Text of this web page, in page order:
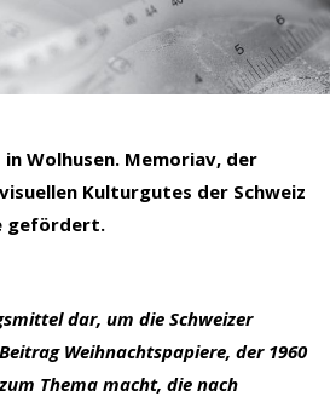
Wolhusen. Memoriav, der
Kulturgutes der Schweiz
gefördert.
dar, um die Schweizer
Weihnachtspapiere, der 1960
Thema macht, die nach